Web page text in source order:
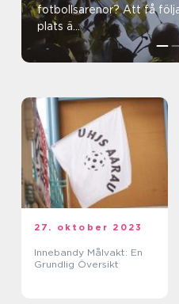
fotbollsarenor? Att få
plats ä...
27. oktober 2023
Innebandy Målvakt: En
Grundlig Översikt